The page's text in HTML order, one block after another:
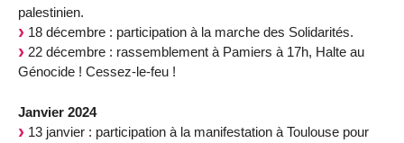
palestinien.
18 décembre : participation à la marche des Solidarités.
22 décembre : rassemblement à Pamiers à 17h, Halte au
Génocide ! Cessez-le-feu !
Janvier 2024
13 janvier : participation à la manifestation à Toulouse pour